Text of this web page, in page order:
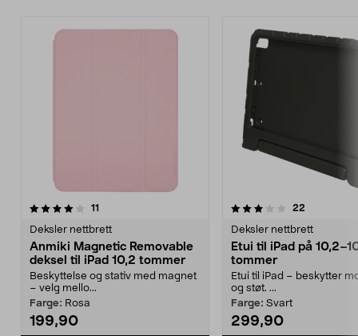
11
Deksler nettbrett
Anmiki Magnetic Removable
deksel til iPad 10,2 tommer
Beskyttelse og stativ med magnet
– velg mello...
Farge: Rosa
199,90
3.5 av 5 stjerner 22
Deksler nettbrett
Etui til iPad på
tommer
Etui til iPad – beskytter
og støt. ...
Farge: Svart
299,90
4.0 av 5 stjerner